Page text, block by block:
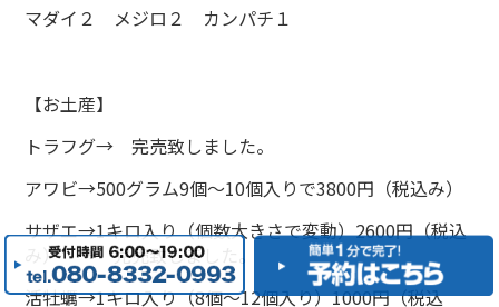
マダイ２ メジロ２ カンパチ１
【お土産】
トラフグ→ 完売致しました。
アワビ→500グラム9個～10個入りで3800円（税込み）
サザエ→1キロ入り（個数大きさで変動）2600円（税込
み） → 完売致しました。
活牡蠣→1キロ入り（8個～12個入り）1000円（税込